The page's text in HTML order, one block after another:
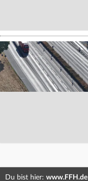
Du bist hier: www.FFH.de